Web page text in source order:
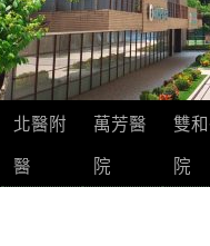
北醫附
醫
萬芳醫
院
雙
院